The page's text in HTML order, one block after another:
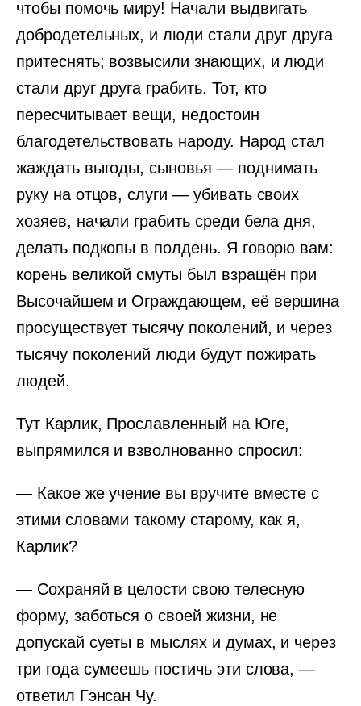
чтобы помочь миру! Начали выдвигать
добродетельных, и люди стали друг друга
притеснять; возвысили знающих, и люди
стали друг друга грабить. Тот, кто
пересчитывает вещи, недостоин
благодетельствовать народу. Народ стал
жаждать выгоды, сыновья — поднимать
руку на отцов, слуги — убивать своих
хозяев, начали грабить среди бела дня,
делать подкопы в полдень. Я говорю вам:
корень великой смуты был взращён при
Высочайшем и Ограждающем, её вершина
просуществует тысячу поколений, и через
тысячу поколений люди будут пожирать
людей.
Тут Карлик, Прославленный на Юге,
выпрямился и взволнованно спросил:
— Какое же учение вы вручите вместе с
этими словами такому старому, как я,
Карлик?
— Сохраняй в целости свою телесную
форму, заботься о своей жизни, не
допускай суеты в мыслях и думах, и через
три года сумеешь постичь эти слова, —
ответил Гэнсан Чу.